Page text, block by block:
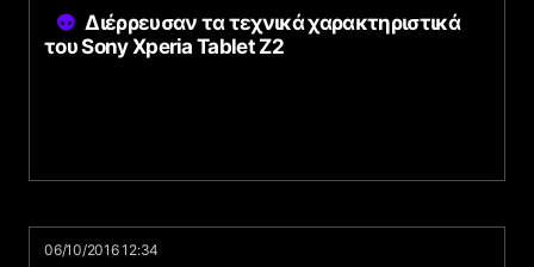
Διέρρευσαν τα τεχνικά χαρακτηριστικά
του Sony Xperia Tablet Z2
06/10/2016 12:34